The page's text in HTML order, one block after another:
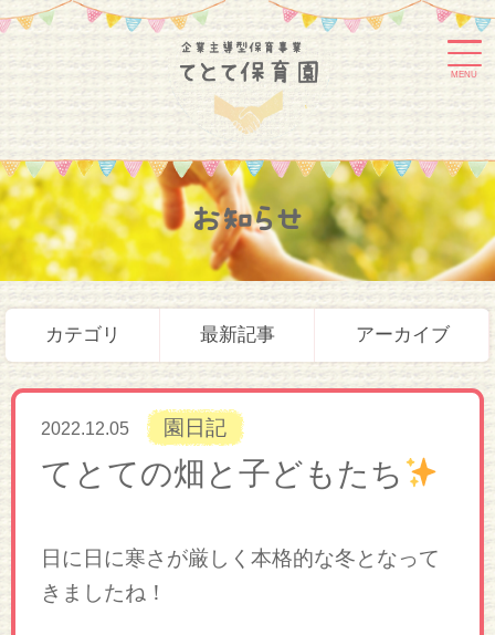
MENU
お知らせ
カテゴリ 最新記事 アーカイブ
2022.12.05 園日記
てとての畑と子どもたち
日に日に寒さが厳しく本格的な冬となって
きましたね！